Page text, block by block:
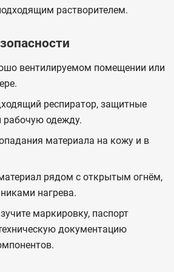
растворителем.
вентилируемом помещении или
респиратор, защитные
рабочую одежду.
материала на кожу и в
рядом с открытым огнём,
нагрева.
маркировку, паспорт
документацию